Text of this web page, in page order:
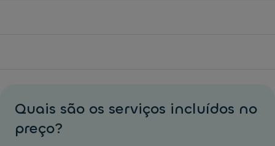
Quais são os serviços incluídos no
preço?